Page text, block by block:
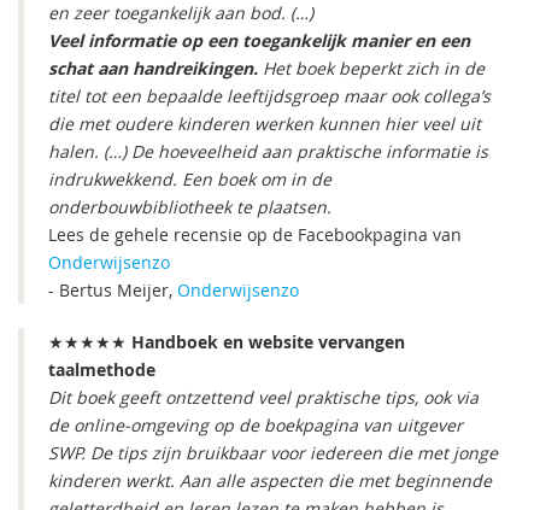
en zeer toegankelijk aan bod. (…)
Veel informatie op een toegankelijk manier en een
schat aan handreikingen. Het boek beperkt zich in de
titel tot een bepaalde leeftijdsgroep maar ook collega’s
die met oudere kinderen werken kunnen hier veel uit
halen. (…) De hoeveelheid aan praktische informatie is
indrukwekkend. Een boek om in de
onderbouwbibliotheek te plaatsen.
Lees de gehele recensie op de Facebookpagina van
Onderwijsenzo
- Bertus Meijer, Onderwijsenzo
★★★★★ Handboek en website vervangen
taalmethode
Dit boek geeft ontzettend veel praktische tips, ook via
de online-omgeving op de boekpagina van uitgever
SWP. De tips zijn bruikbaar voor iedereen die met jonge
kinderen werkt. Aan alle aspecten die met beginnende